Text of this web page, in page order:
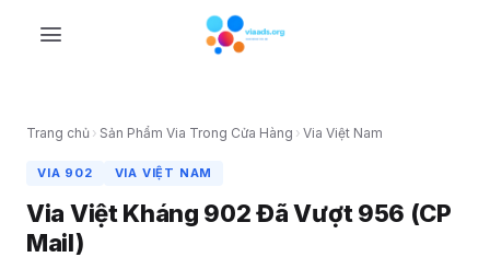
Trang chủ › Sản Phẩm Via Trong Cửa Hàng › Via Việt Nam
VIA 902 VIA VIỆT NAM
Via Việt Kháng 902 Đã Vượt 956 (CP
Mail)